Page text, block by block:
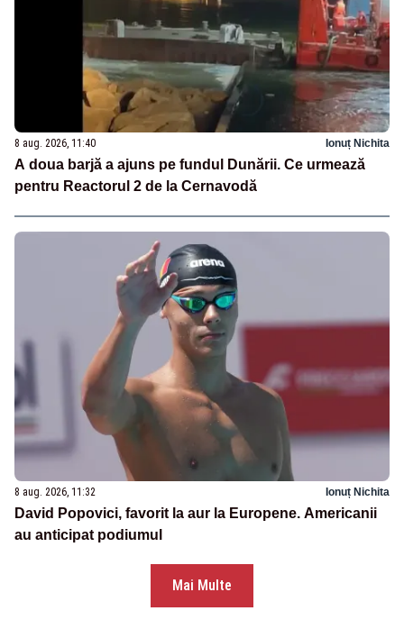
8 aug. 2026, 11:40 Ionuț Nichita
A doua barjă a ajuns pe fundul Dunării. Ce urmează
pentru Reactorul 2 de la Cernavodă
8 aug. 2026, 11:32 Ionuț Nichita
David Popovici, favorit la aur la Europene. Americanii
au anticipat podiumul
Mai Multe